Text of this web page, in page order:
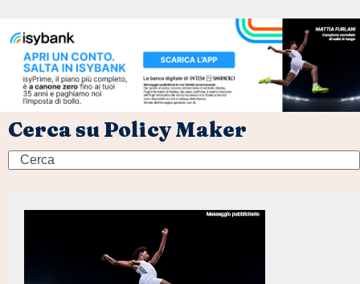
Cerca su Policy Maker
Search